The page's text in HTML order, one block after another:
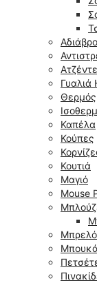
Γυαλιά
Θερμός
Καπέλα
Κούπες
Κουτιά
Μαγιό
Mouse